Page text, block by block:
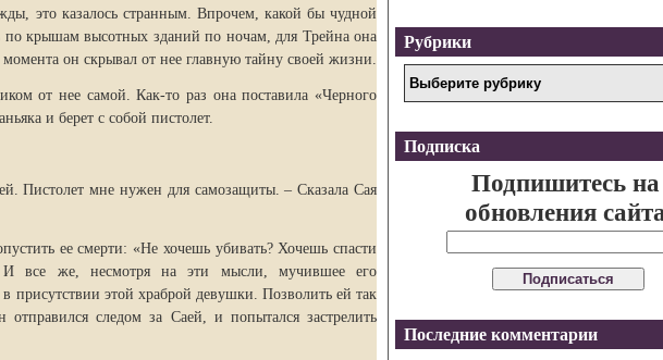
это казалось странным. Впрочем, какой бы чудной
крышам высотных зданий по ночам, для Трейна она
он скрывал от нее главную тайну своей жизни.
от нее самой. Как-то раз она поставила «Черного
и берет с собой пистолет.
Пистолет мне нужен для самозащиты. – Сказала Сая
ее смерти: «Не хочешь убивать? Хочешь спасти
И все же, несмотря на эти мысли, мучившее его
присутствии этой храброй девушки. Позволить ей так
следом за Саей, и попытался застрелить
Рубрики
Подписка
Подпишитесь на
обновления
Последние комментарии